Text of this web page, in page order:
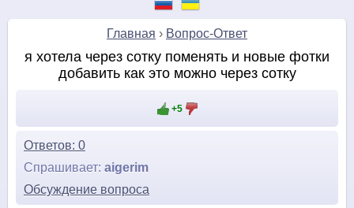
Главная › Вопрос-Ответ
я хотела через сотку поменять и новые фотки
добавить как это можно через сотку
+5
Ответов: 0
Спрашивает: aigerim
Обсуждение вопроса